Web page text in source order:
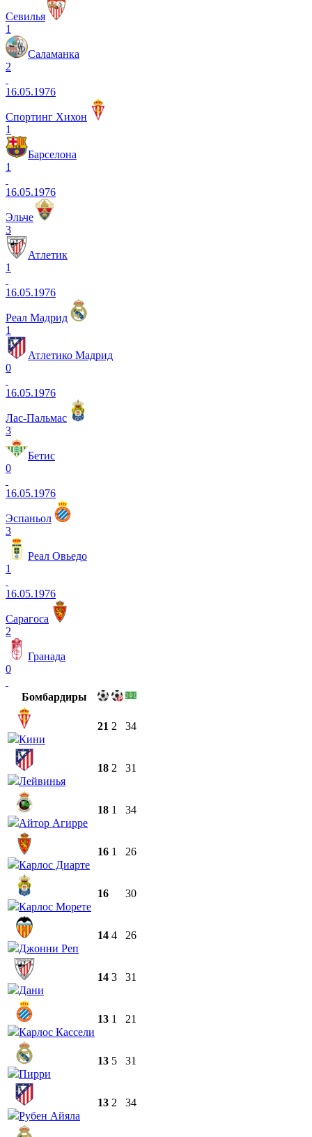
Севилья
1
Саламанка
2
16.05.1976
Спортинг Хихон
1
Барселона
1
16.05.1976
Эльче
3
Атлетик
1
16.05.1976
Реал Мадрид
1
Атлетико Мадрид
0
16.05.1976
Лас-Пальмас
3
Бетис
0
16.05.1976
Эспаньол
3
Реал Овьедо
1
16.05.1976
Сарагоса
2
Гранада
0
Бомбардиры
Кини
21 2 34
Лейвинья
18 2 31
Айтор Агирре
18 1 34
Карлос Диарте
16 1 26
Карлос Морете
16 30
Джонни Реп
14 4 26
Дани
14 3 31
Карлос Кассели
13 1 21
Пирри
13 5 31
Рубен Айяла
13 2 34